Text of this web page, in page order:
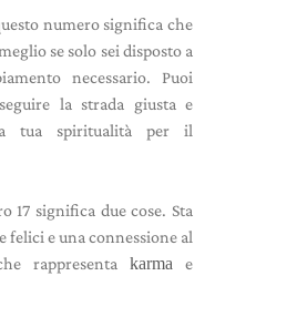
numero significa che
se solo sei disposto a
necessario. Puoi
la strada giusta e
tua spiritualità per il
17 significa due cose. Sta
felici e una connessione al
rappresenta karma e